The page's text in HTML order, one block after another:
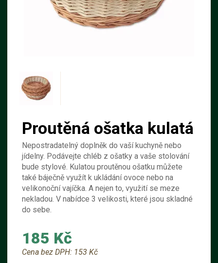
Proutěná ošatka kulatá
Nepostradatelný doplněk do vaší kuchyně nebo
jídelny. Podávejte chléb z ošatky a vaše stolování
bude stylové. Kulatou proutěnou ošatku můžete
také báječně využít k ukládání ovoce nebo na
velikonoční vajíčka. A nejen to, využití se meze
nekladou. V nabídce 3 velikosti, které jsou skladné
do sebe.
185 Kč
Cena bez DPH: 153 Kč